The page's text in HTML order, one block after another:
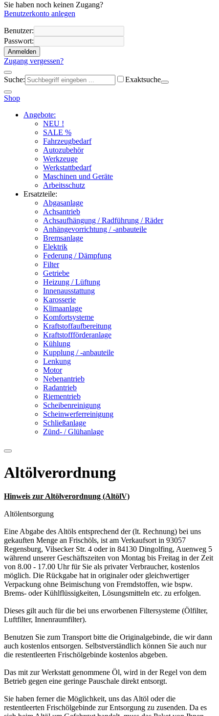
Sie haben noch keinen Zugang?
Benutzerkonto anlegen
Benutzer:
Passwort:
Anmelden
Zugang vergessen?
Suche: Exaktsuche
Shop
Angebote:
NEU !
SALE %
Fahrzeugbedarf
Autozubehör
Werkzeuge
Werkstattbedarf
Maschinen und Geräte
Arbeitsschutz
Ersatzteile:
Abgasanlage
Achsantrieb
Achsaufhängung / Radführung / Räder
Anhängevorrichtung / -anbauteile
Bremsanlage
Elektrik
Federung / Dämpfung
Filter
Getriebe
Heizung / Lüftung
Innenausstattung
Karosserie
Klimaanlage
Komfortsysteme
Kraftstoffaufbereitung
Kraftstoffförderanlage
Kühlung
Kupplung / -anbauteile
Lenkung
Motor
Nebenantrieb
Radantrieb
Riementrieb
Scheibenreinigung
Scheinwerferreinigung
Schließanlage
Zünd- / Glühanlage
Altölverordnung
Hinweis zur Altölverordnung (AltölV)
Altölentsorgung
Eine Abgabe des Altöls entsprechend der (lt. Rechnung) bei uns
gekauften Menge an Frischöls, ist am Verkaufsort in 93057
Regensburg, Vilsecker Str. 4 oder in 84130 Dingolfing, Auenweg 5
während unserer Geschäftszeiten von Montag bis Freitag in der Zeit
von 8.00 - 17.00 Uhr für Sie als privater Verbraucher, kostenlos
möglich. Die Rückgabe hat in originaler oder gleichwertiger
Verpackung ohne Beimischung von Fremdstoffen, wie bspw.
Brems- oder Kühlflüssigkeiten, Lösungsmitteln etc. zu erfolgen.
Dieses gilt auch für die bei uns erworbenen Filtersysteme (Ölfilter,
Luftfilter, Innenraumfilter).
Benutzen Sie zum Transport bitte die Originalgebinde, die wir dann
auch kostenlos entsorgen. Selbstverständlich können Sie auch nur
die restentleerten Frischölgebinde kostenlos abgeben.
Das mit zur Werkstatt genommene Öl, wird in der Regel von dem
Betrieb gegen eine geringe Pauschale direkt entsorgt.
Sie haben ferner die Möglichkeit, uns das Altöl oder die
restentleerten Frischölgebinde zur Entsorgung zu zusenden. Da es